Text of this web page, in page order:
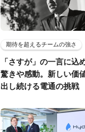
期待を超えるチームの強さ
「さすが」の一言に込
驚きや感動。新しい価
出し続ける電通の挑戦